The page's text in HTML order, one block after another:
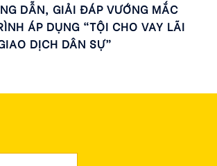
DẪN, GIẢI ĐÁP VƯỚNG MẮC
ÁP DỤNG “TỘI CHO VAY LÃI
DỊCH DÂN SỰ”